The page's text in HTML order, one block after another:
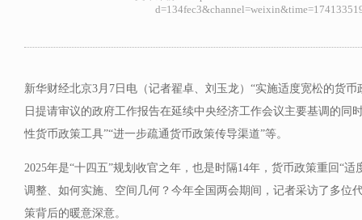
新华财经北京3月7日电（记者翟卓、刘玉龙）“实施适度宽松的货
日提请审议的政府工作报告在延续中央经济工作会议主要基调的同
性货币政策工具”“进一步疏通货币政策传导渠道”等。
2025年是“十四五”规划收官之年，也是时隔14年，货币政策重回“
调整、如何实施、空间几何？今年全国两会期间，记者采访了多位
策背后的暖意深意。